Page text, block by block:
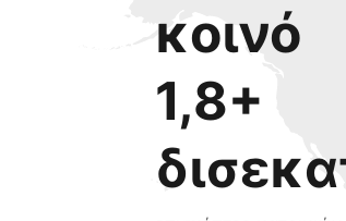
κοινό
1,8+